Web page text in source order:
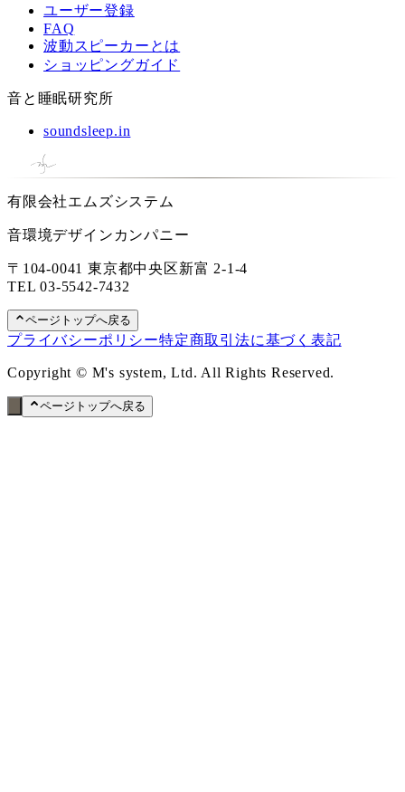
ユーザー登録
FAQ
波動スピーカーとは
ショッピングガイド
音と睡眠研究所
soundsleep.in
有限会社エムズシステム
音環境デザインカンパニー
〒104-0041 東京都中央区新富 2-1-4
TEL03-5542-7432
ページトップへ戻る
プライバシーポリシー特定商取引法に基づく表記
Copyright © M's system, Ltd. All Rights Reserved.
ページトップへ戻る